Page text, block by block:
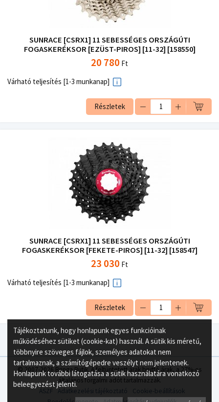
SUNRACE [CSRX1] 11 SEBESSÉGES ORSZÁGÚTI
FOGASKERÉKSOR [EZÜST-PIROS] [11-32] [158550]
20 780 Ft
Várható teljesítés [1-3 munkanap]
Részletek
SUNRACE [CSRX1] 11 SEBESSÉGES ORSZÁGÚTI
FOGASKERÉKSOR [FEKETE-PIROS] [11-32] [158547]
23 030 Ft
Várható teljesítés [1-3 munkanap]
Részletek
© 2007-2026 Bringa Butik. A feltüntetett árak bruttó árak, a 27%-os
általános forgalmi adót tartalmazzák.
ÁSZF
Adatkezelési tájékoztató
Cookie-beállítások
Tájékoztatunk, hogy honlapunk egyes funkcióinak
működéséhez sütiket (cookie-kat) használ. A sütik kis méretű,
többnyire szöveges fájlok, személyes adatokat nem
tartalmaznak, a számítógépedre veszélyt nem jelentenek.
Honlapunk további látogatása a sütik használatára vonatkozó
beleegyezést jelenti.